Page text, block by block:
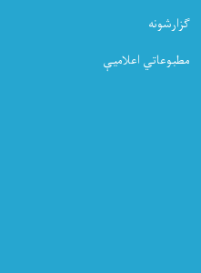
ګزارشونه
مطبوعاتي اعلامیې